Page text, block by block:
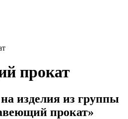
прокат
изделия из группы
прокат»